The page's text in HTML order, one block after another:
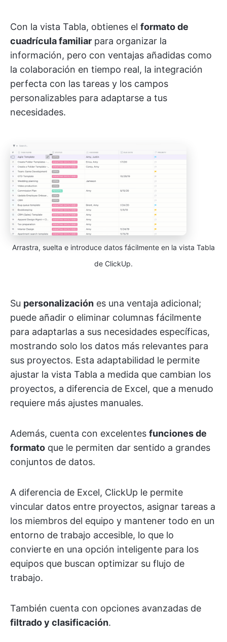
Con la vista Tabla, obtienes el formato de
cuadrícula familiar para organizar la
información, pero con ventajas añadidas como
la colaboración en tiempo real, la integración
perfecta con las tareas y los campos
personalizables para adaptarse a tus
necesidades.
Arrastra, suelta e introduce datos fácilmente en la vista Tabla
de ClickUp.
Su personalización es una ventaja adicional;
puede añadir o eliminar columnas fácilmente
para adaptarlas a sus necesidades específicas,
mostrando solo los datos más relevantes para
sus proyectos. Esta adaptabilidad le permite
ajustar la vista Tabla a medida que cambian los
proyectos, a diferencia de Excel, que a menudo
requiere más ajustes manuales.
Además, cuenta con excelentes funciones de
formato que le permiten dar sentido a grandes
conjuntos de datos.
A diferencia de Excel, ClickUp le permite
vincular datos entre proyectos, asignar tareas a
los miembros del equipo y mantener todo en un
entorno de trabajo accesible, lo que lo
convierte en una opción inteligente para los
equipos que buscan optimizar su flujo de
trabajo.
También cuenta con opciones avanzadas de
filtrado y clasificación.